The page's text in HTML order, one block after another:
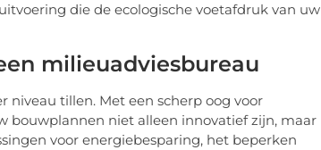
die de ecologische voetafdruk van uw
milieuadviesbureau
niveau tillen. Met een scherp oog voor
bouwplannen niet alleen innovatief zijn, maar
voor energiebesparing, het beperken